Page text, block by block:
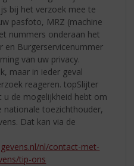
bij het verzoek mee te
pasfoto, MRZ (machine
nummers onderaan het
Burgerservicenummer
van uw privacy.
maar in ieder geval
reageren. topSlijter
u de mogelijkheid hebt om
nationale toezichthouder,
Dat kan via de
nl/contact-met-
tip-ons